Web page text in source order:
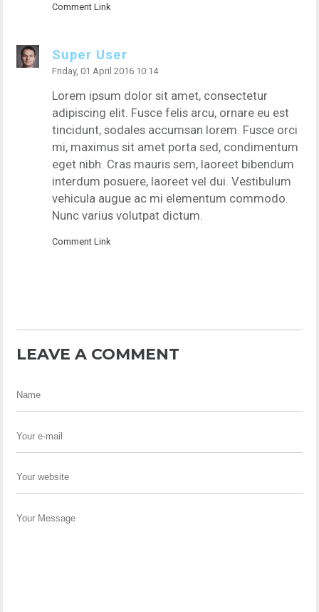
Comment Link
Super User
Friday, 01 April 2016 10:14
Lorem ipsum dolor sit amet, consectetur
adipiscing elit. Fusce felis arcu, ornare eu est
tincidunt, sodales accumsan lorem. Fusce orci
mi, maximus sit amet porta sed, condimentum
eget nibh. Cras mauris sem, laoreet bibendum
interdum posuere, laoreet vel dui. Vestibulum
vehicula augue ac mi elementum commodo.
Nunc varius volutpat dictum.
Comment Link
LEAVE A COMMENT